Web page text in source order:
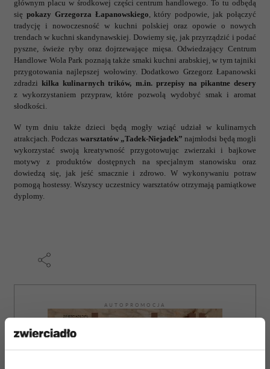
głównym placu w środkowej części centrum handlowego. To tu odbędą
się pokazy Grzegorza Łapanowskiego, który podpowie, jak połączyć
tradycję i nowoczesność w kuchni polskiej oraz opowie o nowych
trendach w kuchni skandynawskiej. Dowiemy się, jak przyrządzić i podać
pyszne, świeże ryby oraz dojrzewające mięsa. Odwiedzający Centrum
Handlowe Wola Park poznają także smaki kuchni arabskiej, w tym tajniki
przygotowania najlepszej wołowiny. Dodatkowo Grzegorz Łapanowski
zdradzikilka kulinarnych trików, m.in. przepisy na pikantne desery
z wykorzystaniem przypraw, które pozwolą wydobyć smak i aromat
słodkości.
W tym dniu także dzieci będą mogły wziąć udział w kulinarnych
atrakcjach. Podczas warsztatów „Tadek-Niejadek” najmłodsi będą mogli
wykorzystać swoją kreatywność przygotowując zwierzaki i bajkowe
motywy z produktów dostępnych na specjalnym stanowisku oraz
dowiedzą się, jak jeść smacznie i zdrowo. W wykonywaniu potraw
pomogą hostessy. Wszyscy uczestnicy warsztatów otrzymają pamiątkowe
dyplomy.
AUTOPROMOCJA